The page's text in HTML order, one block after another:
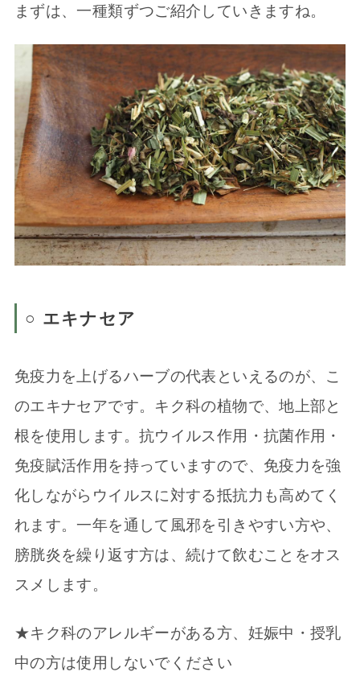
まずは、一種類ずつご紹介していきますね。
○ エキナセア
免疫力を上げるハーブの代表といえるのが、こ
のエキナセアです。キク科の植物で、地上部と
根を使用します。抗ウイルス作用・抗菌作用・
免疫賦活作用を持っていますので、免疫力を強
化しながらウイルスに対する抵抗力も高めてく
れます。一年を通して風邪を引きやすい方や、
膀胱炎を繰り返す方は、続けて飲むことをオス
スメします。
★キク科のアレルギーがある方、妊娠中・授乳
中の方は使用しないでください